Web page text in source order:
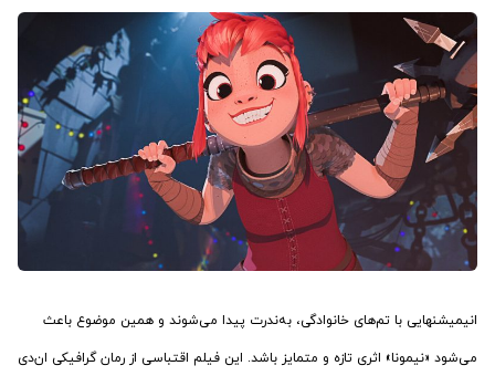
انیمیشن­هایی با تم‌های خانوادگی، به‌ندرت پیدا می‌شوند و همین موضوع باعث
می‌شود «نیمونا» اثری تازه و متمایز باشد. این فیلم اقتباسی از رمان گرافیکی ان‌دی